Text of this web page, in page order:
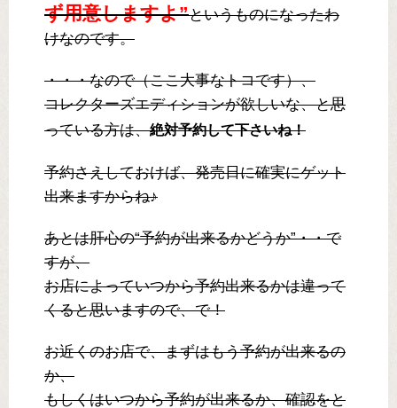
ず用意しますよ”というものになったわ
けなのです。
・・・なので（ここ大事なトコです）、
コレクターズエディションが欲しいな、と思
っている方は、絶対予約して下さいね！
予約さえしておけば、発売日に確実にゲット
出来ますからね♪
あとは肝心の“予約が出来るかどうか”・・で
すが、
お店によっていつから予約出来るかは違って
くると思いますので、で！
お近くのお店で、まずはもう予約が出来るの
か、
もしくはいつから予約が出来るか、確認をと